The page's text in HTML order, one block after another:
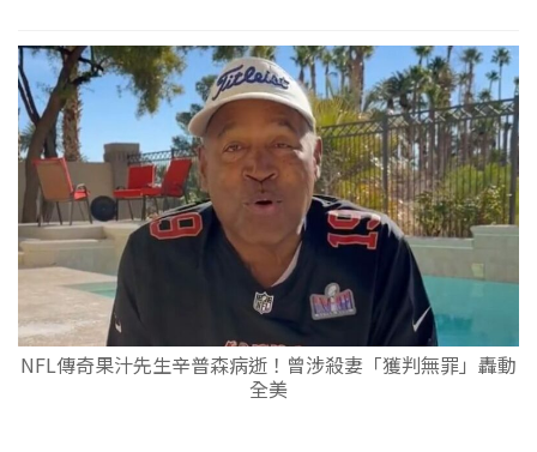
NFL傳奇果汁先生辛普森病逝！曾涉殺妻「獲判無罪」轟動
全美